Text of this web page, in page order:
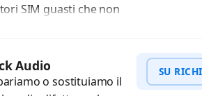
SIM guasti che non
ricambi testati
Audio
o sostituiamo il
SU